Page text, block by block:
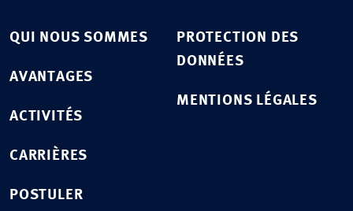
QUI NOUS SOMMES
AVANTAGES
ACTIVITÉS
CARRIÈRES
POSTULER
PROTECTION DES
DONNÉES
MENTIONS LÉGALES